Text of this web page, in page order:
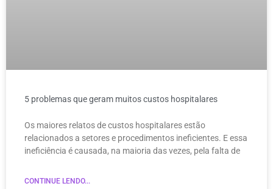
5 problemas que geram muitos custos hospitalares
Os maiores relatos de custos hospitalares estão
relacionados a setores e procedimentos ineficientes. E essa
ineficiência é causada, na maioria das vezes, pela falta de
CONTINUE LENDO...